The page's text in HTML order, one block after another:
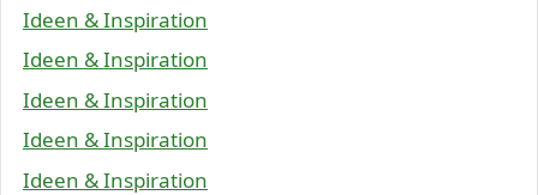
Ideen & Inspiration
Ideen & Inspiration
Ideen & Inspiration
Ideen & Inspiration
Ideen & Inspiration